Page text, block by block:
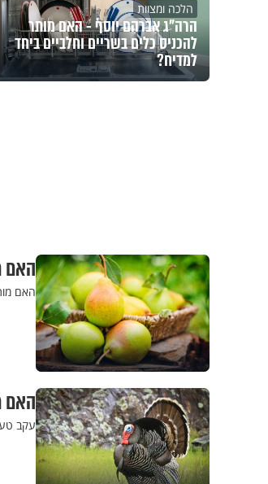
הלכה ומצוות
הרה"ג אברהם יוסף - האם מותר
להכניס כלים בשריים וחלביים ביחד
למדיח?
האם
האם
האם
עקב